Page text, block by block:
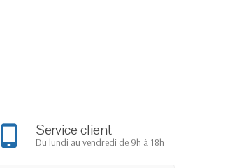
Service client
Du lundi au vendredi de 9h à 18h